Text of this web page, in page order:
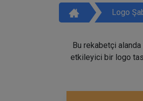
Logo
Bu rekabetçi alanda
etkileyici bir logo